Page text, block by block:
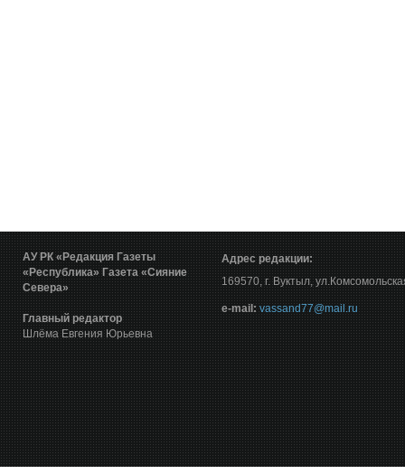
АУ РК «Редакция Газеты
«Республика» Газета «Сияние
Севера»
Главный редактор
Шлёма Евгения Юрьевна
Адрес редакции:
169570, г. Вуктыл,
е-mail: vassand77@mail.ru